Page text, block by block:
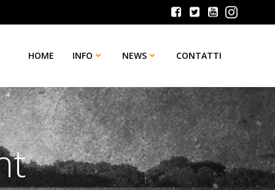
HOME INFO NEWS CONTATTI